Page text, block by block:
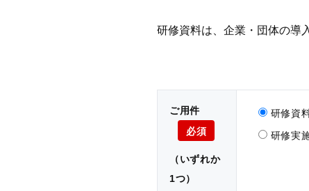
研修資料は、企業・団体の導
ご用件
必須
（いずれか
1つ）
研修資
研修実